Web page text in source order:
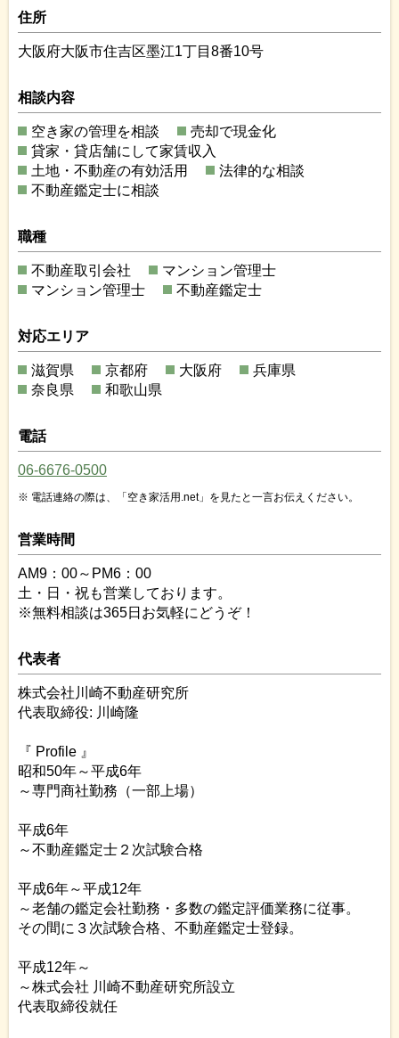
住所
大阪府大阪市住吉区墨江1丁目8番10号
相談内容
空き家の管理を相談
売却で現金化
貸家・貸店舗にして家賃収入
土地・不動産の有効活用
法律的な相談
不動産鑑定士に相談
職種
不動産取引会社
マンション管理士
マンション管理士
不動産鑑定士
対応エリア
滋賀県 京都府 大阪府
兵庫県
奈良県
和歌山県
電話
06-6676-0500
電話連絡の際は、「空き家活用.net」を見たと一言お伝えください。
営業時間
AM9：00～PM6：00
土・日・祝も営業しております。
※無料相談は365日お気軽にどうぞ！
代表者
株式会社川崎不動産研究所
代表取締役: 川崎隆
『 Profile 』
昭和50年～平成6年
～専門商社勤務（一部上場）
平成6年
～不動産鑑定士２次試験合格
平成6年～平成12年
～老舗の鑑定会社勤務・多数の鑑定評価業務に従事。
その間に３次試験合格、不動産鑑定士登録。
平成12年～
～株式会社 川崎不動産研究所設立
代表取締役就任